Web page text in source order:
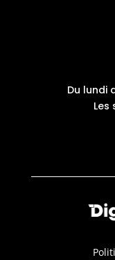
Du lundi
Les